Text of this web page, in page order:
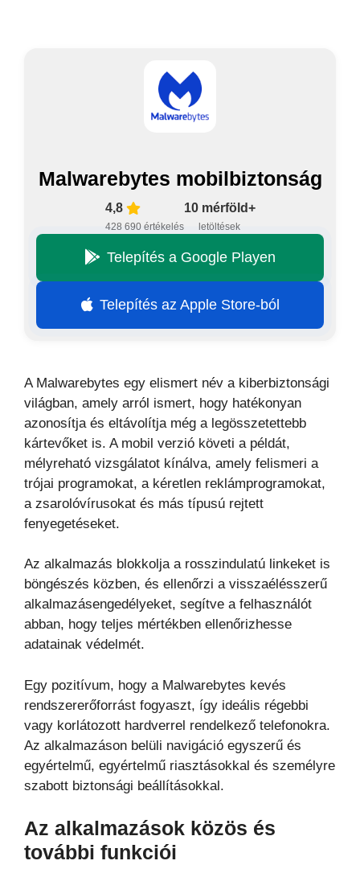
Malwarebytes mobilbiztonság
4,8
428 690 értékelés
10 mérföld+
letöltések
Telepítés a Google Playen
Telepítés az Apple Store-ból
A Malwarebytes egy elismert név a kiberbiztonsági
világban, amely arról ismert, hogy hatékonyan
azonosítja és eltávolítja még a legösszetettebb
kártevőket is. A mobil verzió követi a példát,
mélyreható vizsgálatot kínálva, amely felismeri a
trójai programokat, a kéretlen reklámprogramokat,
a zsarolóvírusokat és más típusú rejtett
fenyegetéseket.
Az alkalmazás blokkolja a rosszindulatú linkeket is
böngészés közben, és ellenőrzi a visszaélésszerű
alkalmazásengedélyeket, segítve a felhasználót
abban, hogy teljes mértékben ellenőrizhesse
adatainak védelmét.
Egy pozitívum, hogy a Malwarebytes kevés
rendszererőforrást fogyaszt, így ideális régebbi
vagy korlátozott hardverrel rendelkező telefonokra.
Az alkalmazáson belüli navigáció egyszerű és
egyértelmű, egyértelmű riasztásokkal és személyre
szabott biztonsági beállításokkal.
Az alkalmazások közös és
további funkciói